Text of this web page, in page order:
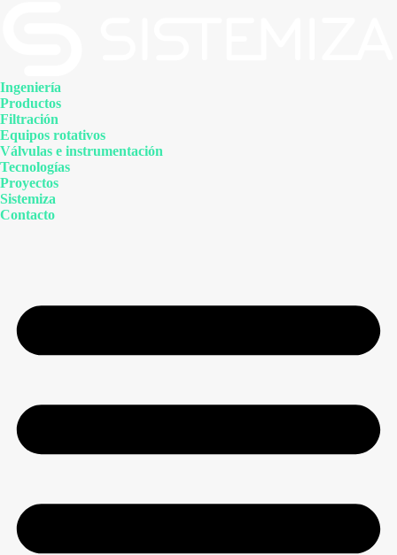
Ingeniería
Productos
Filtración
Equipos rotativos
Válvulas e instrumentación
Tecnologías
Proyectos
Sistemiza
Contacto